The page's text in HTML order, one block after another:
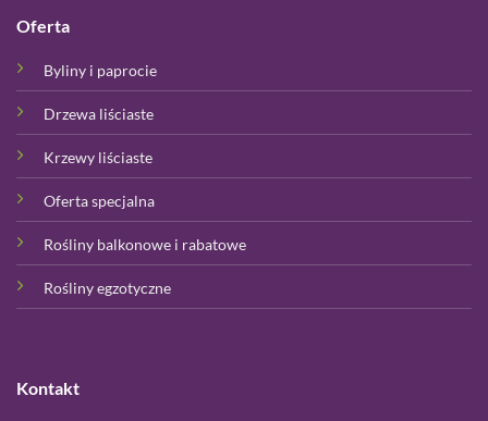
Oferta
Byliny i paprocie
Drzewa liściaste
Krzewy liściaste
Oferta specjalna
Rośliny balkonowe i rabatowe
Rośliny egzotyczne
Kontakt